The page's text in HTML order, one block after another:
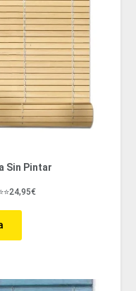
Sin Pintar